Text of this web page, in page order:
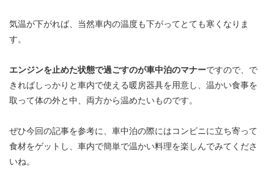
気温が下がれば、当然車内の温度も下がってとても寒くなりま
す。
エンジンを止めた状態で過ごすのが車中泊のマナーですので、で
きればしっかりと車内で使える暖房器具を用意し、温かい食事を
取って体の外と中、両方から温めたいものです。
ぜひ今回の記事を参考に、車中泊の際にはコンビニに立ち寄って
食材をゲットし、車内で簡単で温かい料理を楽しんでみてくださ
いね。